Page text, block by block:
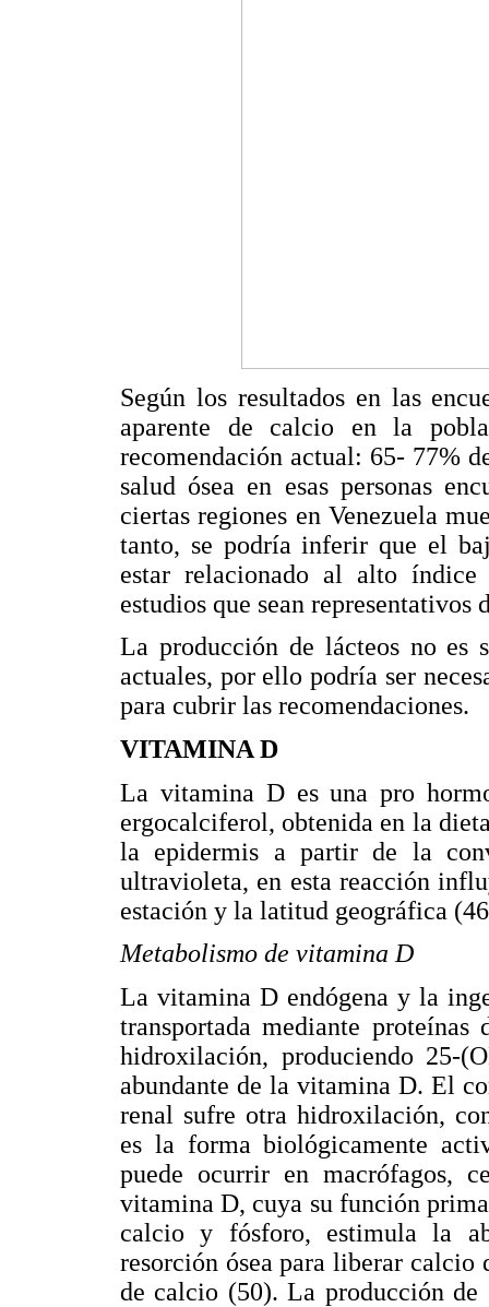
Según los resultados en las
aparente de calcio en la
recomendación actual: 65- 77%
salud ósea en esas personas
ciertas regiones en Venezuela
tanto, se podría inferir que el
estar relacionado al alto
estudios que sean representativos
La producción de lácteos no es
actuales, por ello podría ser
para cubrir las recomendaciones.
VITAMINA D
La vitamina D es una pro
ergocalciferol, obtenida en la
la epidermis a partir de la
ultravioleta, en esta reacción
estación y la latitud geográfica
Metabolismo de vitamina D
La vitamina D endógena y la
transportada mediante
hidroxilación, produciendo 25-
abundante de la vitamina D. El
renal sufre otra hidroxilación,
es la forma biológicamente
puede ocurrir en macrófagos,
vitamina D, cuya su función
calcio y fósforo, estimula la
resorción ósea para liberar calcio
de calcio (50). La producción de